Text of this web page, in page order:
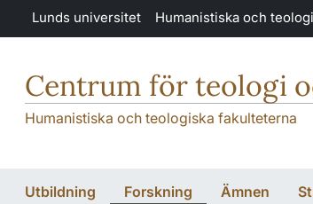
Hoppa till huvudinnehåll
Lunds universitet Humanistiska och
Centrum för teologi
Humanistiska och teologiska fakulteterna
Utbildning Forskning Ämnen